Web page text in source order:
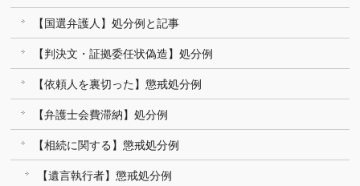
【国選弁護人】処分例と記事
【判決文・証拠委任状偽造】処分例
【依頼人を裏切った】懲戒処分例
【弁護士会費滞納】処分例
【相続に関する】懲戒処分例
【遺言執行者】懲戒処分例